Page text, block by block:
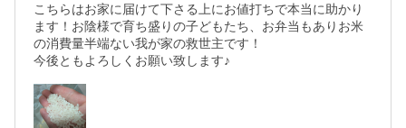
こちらはお家に届けて下さる上にお値打ちで本当に助かり
ます！お陰様で育ち盛りの子どもたち、お弁当もありお米
の消費量半端ない我が家の救世主です！
今後ともよろしくお願い致します♪